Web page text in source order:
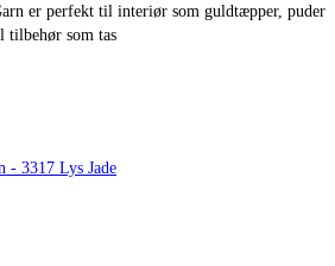
er perfekt til interiør som guldtæpper, puder
tilbehør som tas